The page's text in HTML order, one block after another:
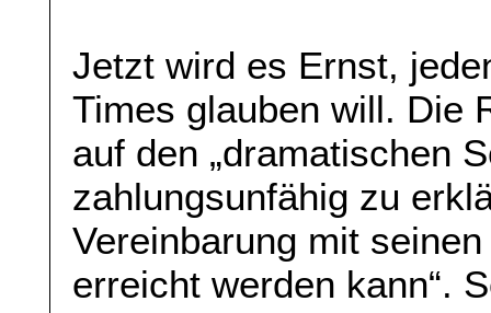
Jetzt wird es Ernst,
Times glauben will. Die
auf den „dramatischen
zahlungsunfähig zu
Vereinbarung mit
erreicht werden kann“.